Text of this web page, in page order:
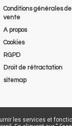
Conditions générales de
vente
A propos
Cookies
RGPD
Droit de rétractation
sitemap
les services et